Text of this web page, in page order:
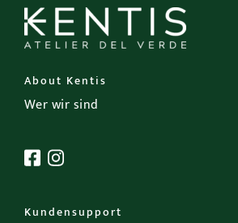
About Kentis
Wer wir sind
Kundensupport